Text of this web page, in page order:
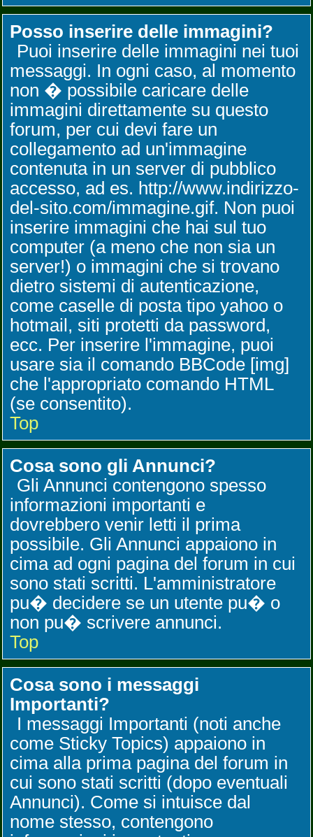
Posso inserire delle immagini?
Puoi inserire delle immagini nei tuoi
messaggi. In ogni caso, al momento
non � possibile caricare delle
immagini direttamente su questo
forum, per cui devi fare un
collegamento ad un'immagine
contenuta in un server di pubblico
accesso, ad es. http://www.indirizzo-
del-sito.com/immagine.gif. Non puoi
inserire immagini che hai sul tuo
computer (a meno che non sia un
server!) o immagini che si trovano
dietro sistemi di autenticazione,
come caselle di posta tipo yahoo o
hotmail, siti protetti da password,
ecc. Per inserire l'immagine, puoi
usare sia il comando BBCode [img]
che l'appropriato comando HTML
(se consentito).
Top
Cosa sono gli Annunci?
Gli Annunci contengono spesso
informazioni importanti e
dovrebbero venir letti il prima
possibile. Gli Annunci appaiono in
cima ad ogni pagina del forum in cui
sono stati scritti. L'amministratore
pu� decidere se un utente pu� o
non pu� scrivere annunci.
Top
Cosa sono i messaggi
Importanti?
I messaggi Importanti (noti anche
come Sticky Topics) appaiono in
cima alla prima pagina del forum in
cui sono stati scritti (dopo eventuali
Annunci). Come si intuisce dal
nome stesso, contengono